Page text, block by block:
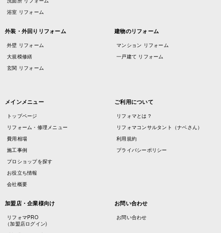
浴室 リフォーム
外装・外回りリフォーム
外壁 リフォーム
大規模修繕
玄関 リフォーム
建物のリフォーム
マンション リフォーム
一戸建て リフォーム
メインメニュー
トップページ
リフォーム・修理メニュー
費用相場
施工事例
プロショップを探す
お役立ち情報
会社概要
ご利用について
リフォマとは？
リフォマコンサルタント（ナベさん）
利用規約
プライバシーポリシー
加盟店・企業様向け
リフォマPRO
（加盟店ログイン)
お問い合わせ
お問い合わせ